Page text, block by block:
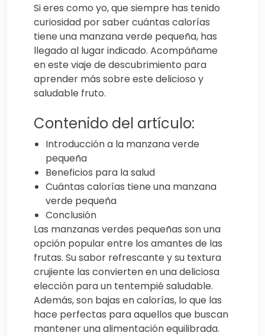
Si eres como yo, que siempre has tenido
curiosidad por saber cuántas calorías
tiene una manzana verde pequeña, has
llegado al lugar indicado. Acompáñame
en este viaje de descubrimiento para
aprender más sobre este delicioso y
saludable fruto.
Contenido del artículo:
Introducción a la manzana verde
pequeña
Beneficios para la salud
Cuántas calorías tiene una manzana
verde pequeña
Conclusión
Las manzanas verdes pequeñas son una
opción popular entre los amantes de las
frutas. Su sabor refrescante y su textura
crujiente las convierten en una deliciosa
elección para un tentempié saludable.
Además, son bajas en calorías, lo que las
hace perfectas para aquellos que buscan
mantener una alimentación equilibrada.